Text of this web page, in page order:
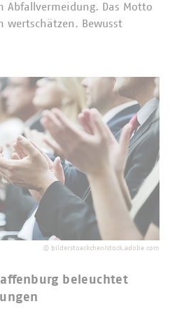
Abfallvermeidung. Das Motto
wertschätzen. Bewusst
© bilderstoeckchen/stock.adobe.com
beleuchtet